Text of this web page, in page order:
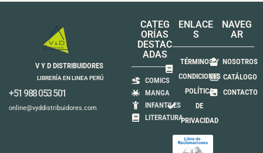
V Y D DISTRIBUIDORES
LIBRERÍA EN LINEA PERÚ
+51 988 053 501
online@vyddistribuidores.com
CATEG
ORÍAS
DESTAC
ADAS
COMICS
MANGA
INFANTILES
LITERATURA
ENLACE
S
TÉRMINOS Y
CONDICIONES
POLÍTICA
DE
PRIVACIDAD
NAVEG
AR
NOSOTROS
CATÁLOGO
CONTACTO